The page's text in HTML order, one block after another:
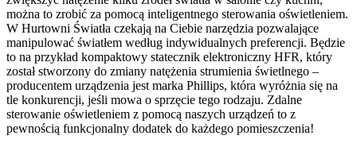
można to zrobić za pomocą inteligentnego sterowania oświetleniem.
W Hurtowni Światła czekają na Ciebie narzędzia pozwalające
manipulować światłem według indywidualnych preferencji. Będzie
to na przykład kompaktowy statecznik elektroniczny HFR, który
został stworzony do zmiany natężenia strumienia świetlnego –
producentem urządzenia jest marka Phillips, która wyróżnia się na
tle konkurencji, jeśli mowa o sprzęcie tego rodzaju. Zdalne
sterowanie oświetleniem z pomocą naszych urządzeń to z
pewnością funkcjonalny dodatek do każdego pomieszczenia!